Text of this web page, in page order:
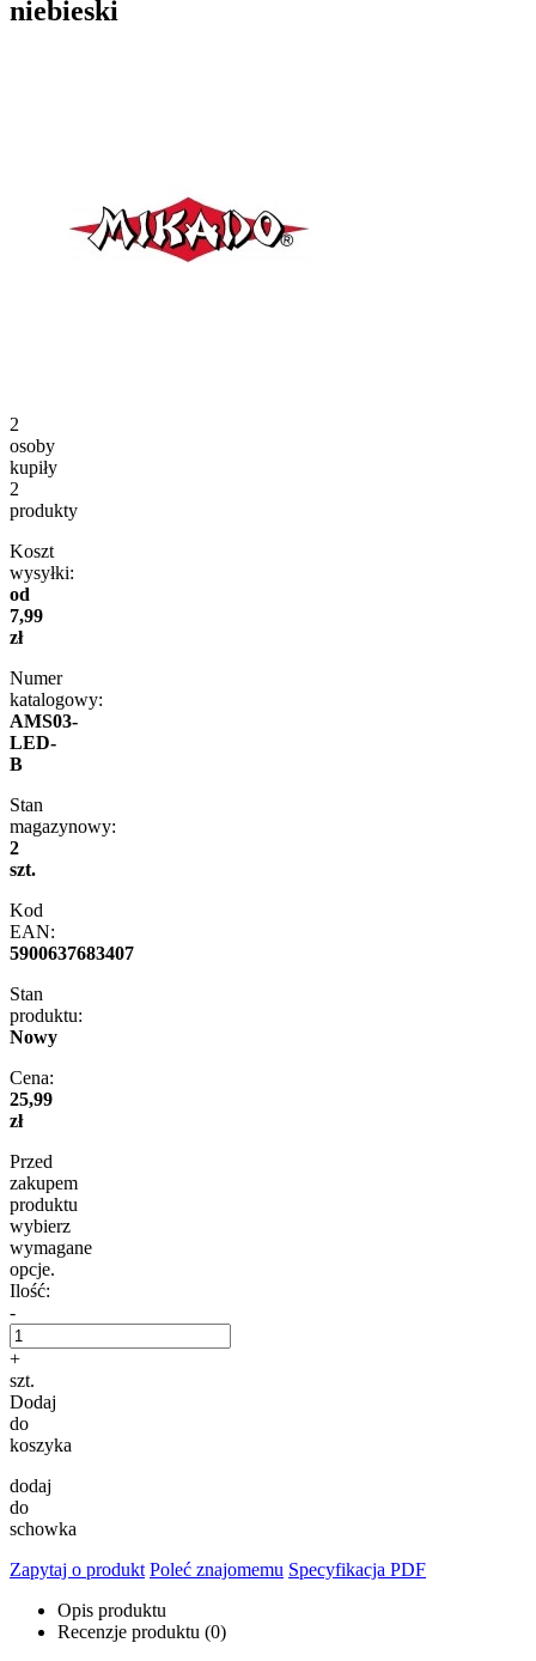
niebieski
2
osoby
kupiły
2
produkty
Koszt
wysyłki:
od
7,99
zł
Numer
katalogowy:
AMS03-
LED-
B
Stan
magazynowy:
2
szt.
Kod
EAN:
5900637683407
Stan
produktu:
Nowy
Cena:
25,99
zł
Przed
zakupem
produktu
wybierz
wymagane
opcje.
Ilość:
-
+
szt.
Dodaj
do
koszyka
dodaj
do
schowka
Zapytaj o produkt Poleć znajomemu Specyfikacja PDF
Opis produktu
Recenzje produktu (0)